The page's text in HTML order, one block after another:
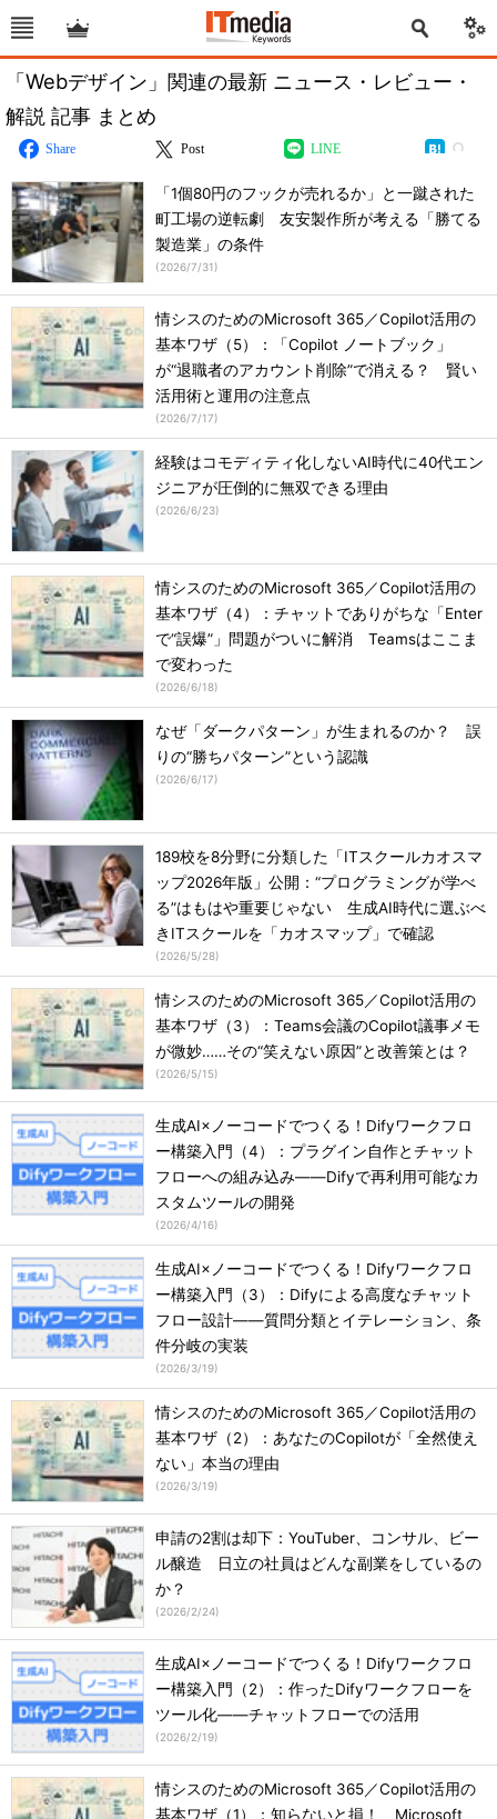
「Webデザイン」関連の最新 ニュース・レビュー・
解説 記事 まとめ
Share Post LINE
「1個80円のフックが売れるか」と一蹴された
町工場の逆転劇 友安製作所が考える「勝てる
製造業」の条件
(2026/7/31)
情シスのためのMicrosoft 365／Copilot活用の
基本ワザ（5）：「Copilot ノートブック」
が“退職者のアカウント削除”で消える？ 賢い
活用術と運用の注意点
(2026/7/17)
経験はコモディティ化しないAI時代に40代エン
ジニアが圧倒的に無双できる理由
(2026/6/23)
情シスのためのMicrosoft 365／Copilot活用の
基本ワザ（4）：チャットでありがちな「Enter
で“誤爆”」問題がついに解消 Teamsはここま
で変わった
(2026/6/18)
なぜ「ダークパターン」が生まれるのか？ 誤
りの“勝ちパターン”という認識
(2026/6/17)
189校を8分野に分類した「ITスクールカオスマ
ップ2026年版」公開：“プログラミングが学べ
る”はもはや重要じゃない 生成AI時代に選ぶべ
きITスクールを「カオスマップ」で確認
(2026/5/28)
情シスのためのMicrosoft 365／Copilot活用の
基本ワザ（3）：Teams会議のCopilot議事メモ
が微妙……その“笑えない原因”と改善策とは？
(2026/5/15)
生成AI×ノーコードでつくる！Difyワークフロ
ー構築入門（4）：プラグイン自作とチャット
フローへの組み込み――Difyで再利用可能なカ
スタムツールの開発
(2026/4/16)
生成AI×ノーコードでつくる！Difyワークフロ
ー構築入門（3）：Difyによる高度なチャット
フロー設計――質問分類とイテレーション、条
件分岐の実装
(2026/3/19)
情シスのためのMicrosoft 365／Copilot活用の
基本ワザ（2）：あなたのCopilotが「全然使え
ない」本当の理由
(2026/3/19)
申請の2割は却下：YouTuber、コンサル、ビー
ル醸造 日立の社員はどんな副業をしているの
か？
(2026/2/24)
生成AI×ノーコードでつくる！Difyワークフロ
ー構築入門（2）：作ったDifyワークフローを
ツール化――チャットフローでの活用
(2026/2/19)
情シスのためのMicrosoft 365／Copilot活用の
基本ワザ（1）：知らないと損！ Microsoft